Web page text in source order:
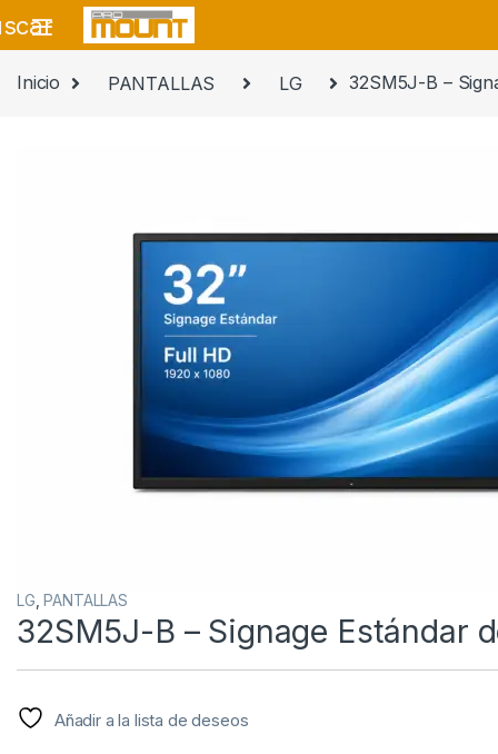
Saltar a navegación
saltar al contenido
Inicio PANTALLAS LG 32SM5J-B –
LG PANTALLAS
32SM5J-B – Signage Estándar
Añadir a la lista de deseos